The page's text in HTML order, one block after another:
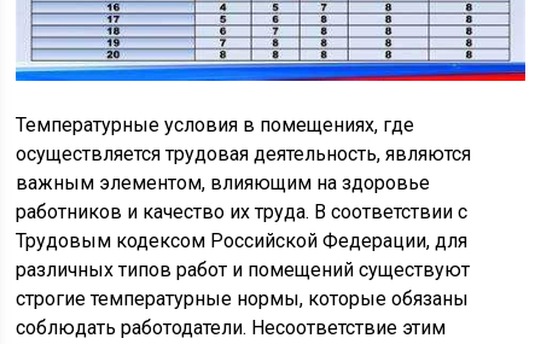
Температурные условия в помещениях, где
осуществляется трудовая деятельность, являются
важным элементом, влияющим на здоровье
работников и качество их труда. В соответствии с
Трудовым кодексом Российской Федерации, для
различных типов работ и помещений существуют
строгие температурные нормы, которые обязаны
соблюдать работодатели. Несоответствие этим